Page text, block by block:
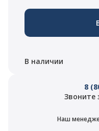
В наличии
8
Звоните
Наш